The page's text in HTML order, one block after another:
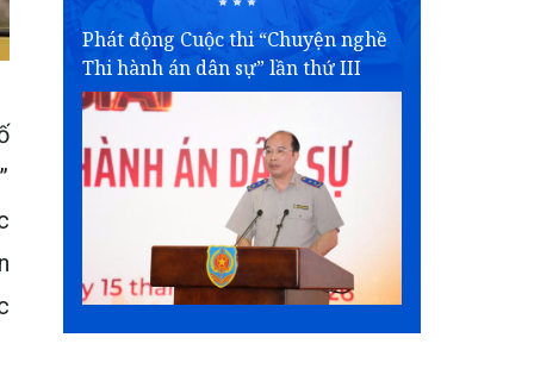
Phát động Cuộc thi “Chuyện nghề
Thi hành án dân sự” lần thứ III